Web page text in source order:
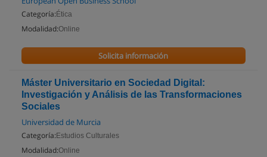
Categoría: Ética
Modalidad:Online
Solicita información
Máster Universitario en Sociedad Digital:
Investigación y Análisis de las Transformaciones
Sociales
Universidad de Murcia
Categoría: Estudios Culturales
Modalidad:Online